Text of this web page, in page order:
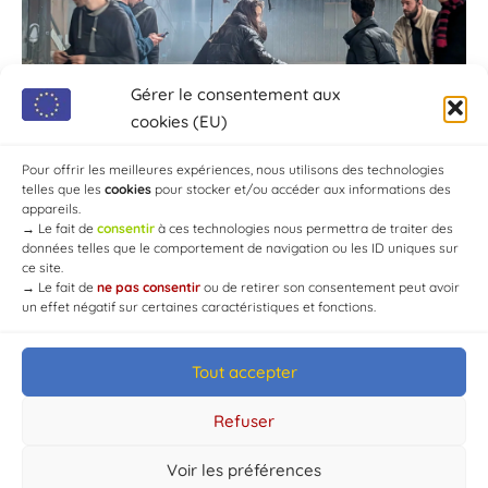
Gérer le consentement aux
cookies (EU)
Pour offrir les meilleures expériences, nous utilisons des technologies
telles que les cookies pour stocker et/ou accéder aux informations des
appareils.
→ Le fait de consentir à ces technologies nous permettra de traiter des
données telles que le comportement de navigation ou les ID uniques sur
ce site.
→ Le fait de ne pas consentir ou de retirer son consentement peut avoir
un effet négatif sur certaines caractéristiques et fonctions.
Tout accepter
Refuser
Voir les préférences
© Mairie de Chaource [2004-2024] | Tous droits réservés.
Developed byWEB3-DESIGN